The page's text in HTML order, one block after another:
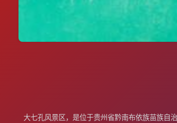
大七孔风景区，是位于贵州省黔南布依族苗族自